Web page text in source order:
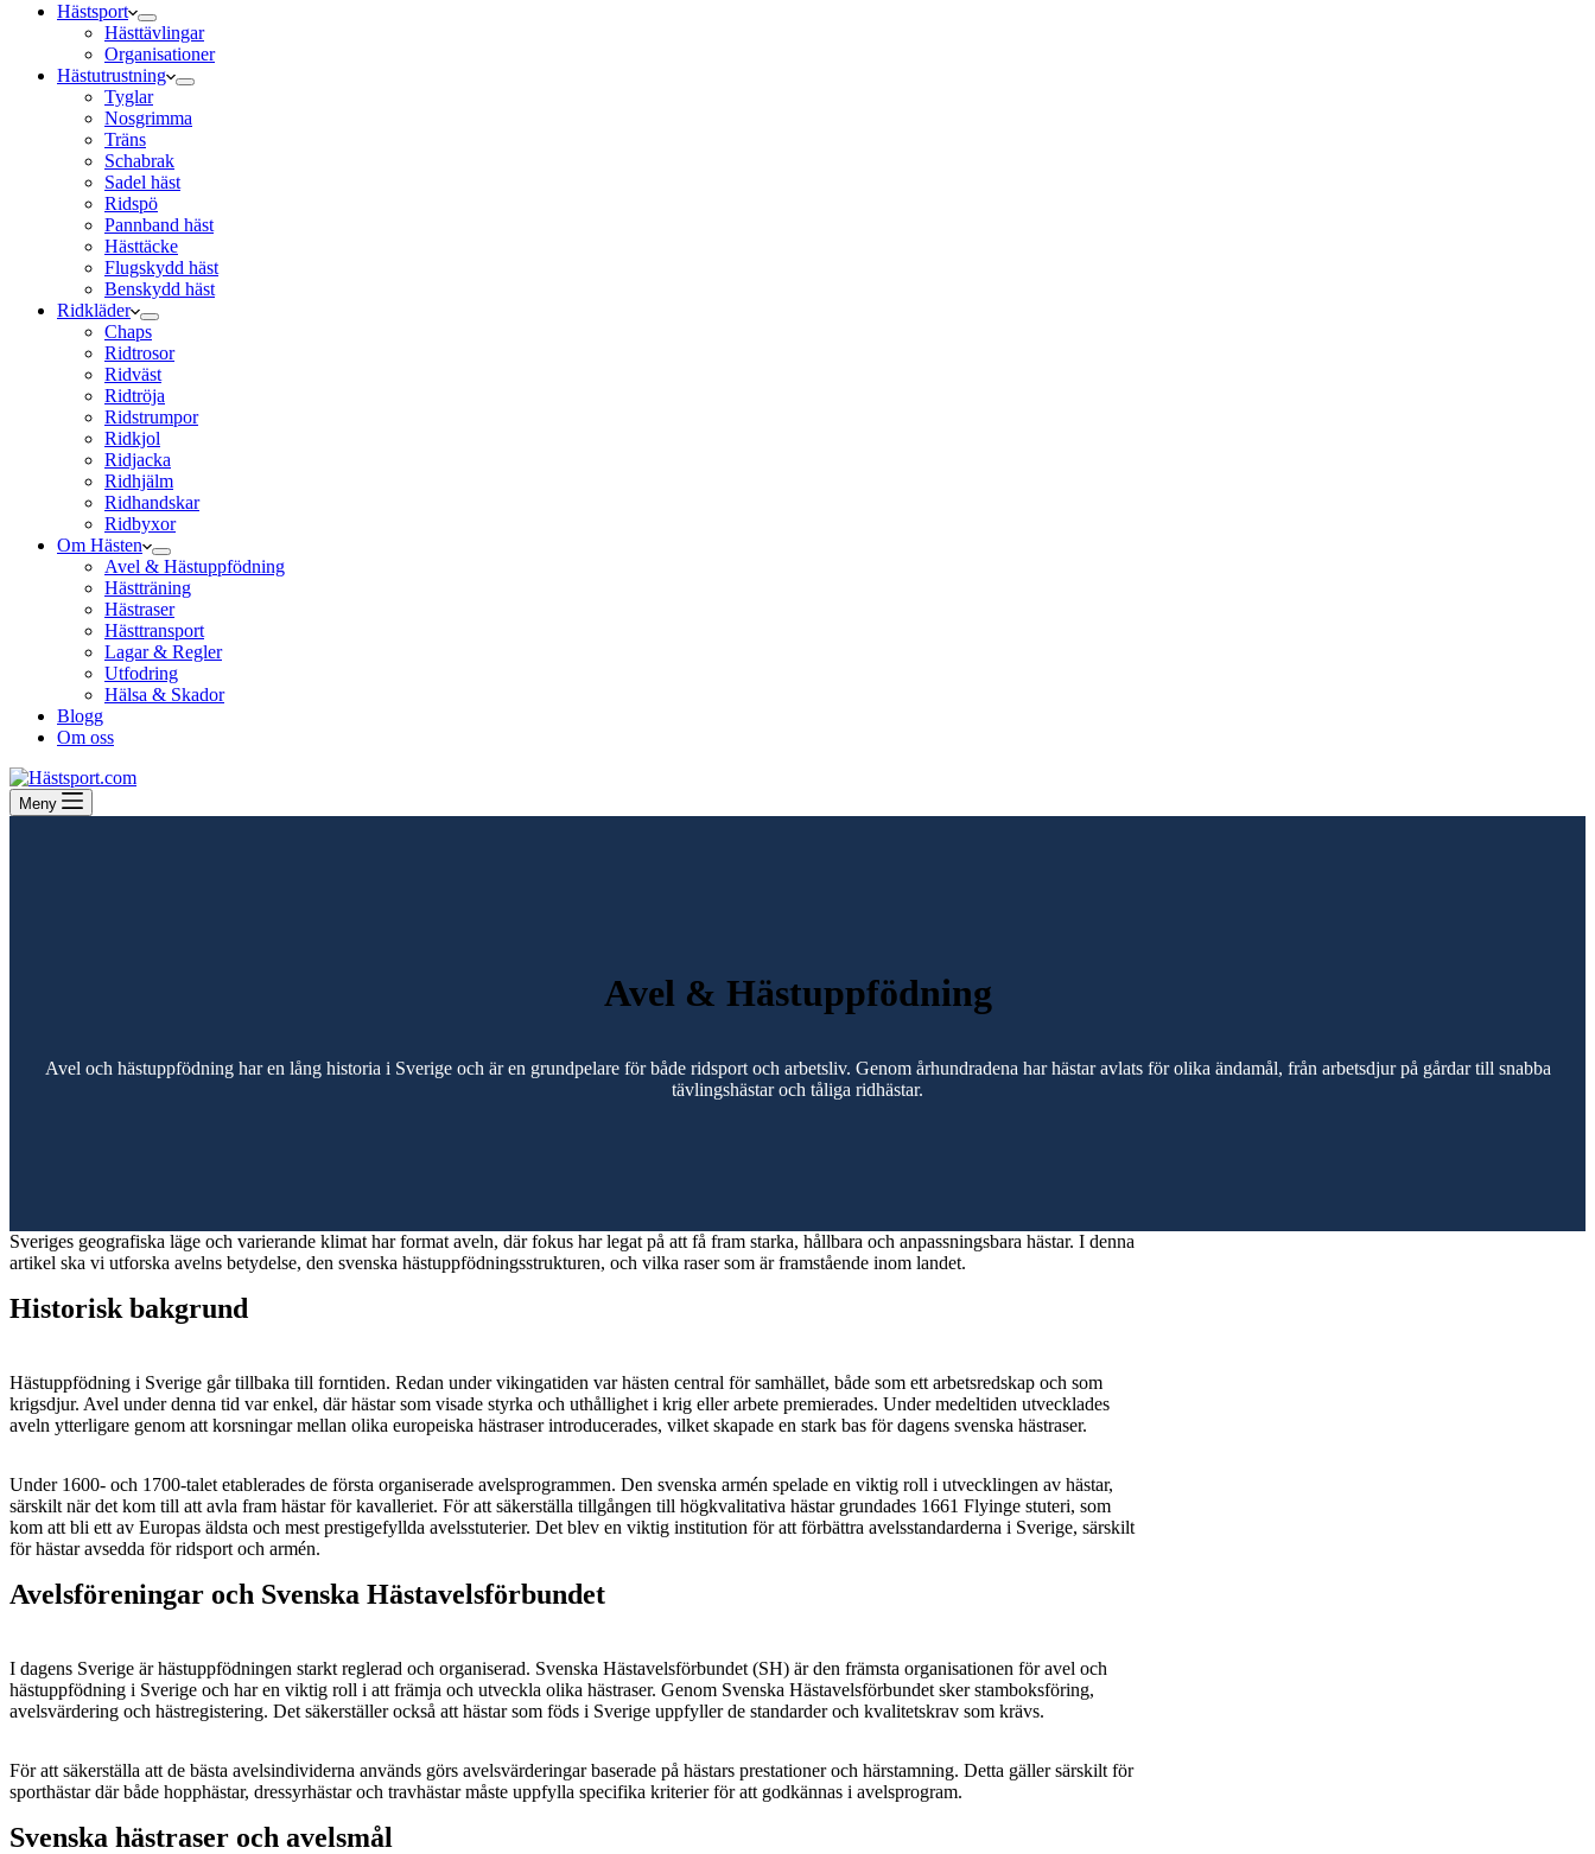
Hästsport
Hästtävlingar
Organisationer
Hästutrustning
Tyglar
Nosgrimma
Träns
Schabrak
Sadel häst
Ridspö
Pannband häst
Hästtäcke
Flugskydd häst
Benskydd häst
Ridkläder
Chaps
Ridtrosor
Ridväst
Ridtröja
Ridstrumpor
Ridkjol
Ridjacka
Ridhjälm
Ridhandskar
Ridbyxor
Om Hästen
Avel & Hästuppfödning
Hästträning
Hästraser
Hästtransport
Lagar & Regler
Utfodring
Hälsa & Skador
Blogg
Om oss
Meny
Avel & Hästuppfödning
Avel och hästuppfödning har en lång historia i Sverige och är en grundpelare för både ridsport och arbetsliv. Genom århundradena har hästar avlats för olika ändamål, från arbetsdjur på gårdar till snabba
tävlingshästar och tåliga ridhästar.
Sveriges geografiska läge och varierande klimat har format aveln, där fokus har legat på att få fram starka, hållbara och anpassningsbara hästar. I denna
artikel ska vi utforska avelns betydelse, den svenska hästuppfödningsstrukturen, och vilka raser som är framstående inom landet.
Historisk bakgrund
Hästuppfödning i Sverige går tillbaka till forntiden. Redan under vikingatiden var hästen central för samhället, både som ett arbetsredskap och som
krigsdjur. Avel under denna tid var enkel, där hästar som visade styrka och uthållighet i krig eller arbete premierades. Under medeltiden utvecklades
aveln ytterligare genom att korsningar mellan olika europeiska hästraser introducerades, vilket skapade en stark bas för dagens svenska hästraser.
Under 1600- och 1700-talet etablerades de första organiserade avelsprogrammen. Den svenska armén spelade en viktig roll i utvecklingen av hästar,
särskilt när det kom till att avla fram hästar för kavalleriet. För att säkerställa tillgången till högkvalitativa hästar grundades 1661 Flyinge stuteri, som
kom att bli ett av Europas äldsta och mest prestigefyllda avelsstuterier. Det blev en viktig institution för att förbättra avelsstandarderna i Sverige, särskilt
för hästar avsedda för ridsport och armén.
Avelsföreningar och Svenska Hästavelsförbundet
I dagens Sverige är hästuppfödningen starkt reglerad och organiserad. Svenska Hästavelsförbundet (SH) är den främsta organisationen för avel och
hästuppfödning i Sverige och har en viktig roll i att främja och utveckla olika hästraser. Genom Svenska Hästavelsförbundet sker stamboksföring,
avelsvärdering och hästregistering. Det säkerställer också att hästar som föds i Sverige uppfyller de standarder och kvalitetskrav som krävs.
För att säkerställa att de bästa avelsindividerna används görs avelsvärderingar baserade på hästars prestationer och härstamning. Detta gäller särskilt för
sporthästar där både hopphästar, dressyrhästar och travhästar måste uppfylla specifika kriterier för att godkännas i avelsprogram.
Svenska hästraser och avelsmål